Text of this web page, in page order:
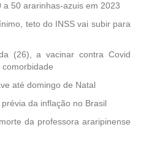
50 ararinhas-azuis em 2023
teto do INSS vai subir para
(26), a vacinar contra Covid
até domingo de Natal
da inflação no Brasil
da professora araripinense